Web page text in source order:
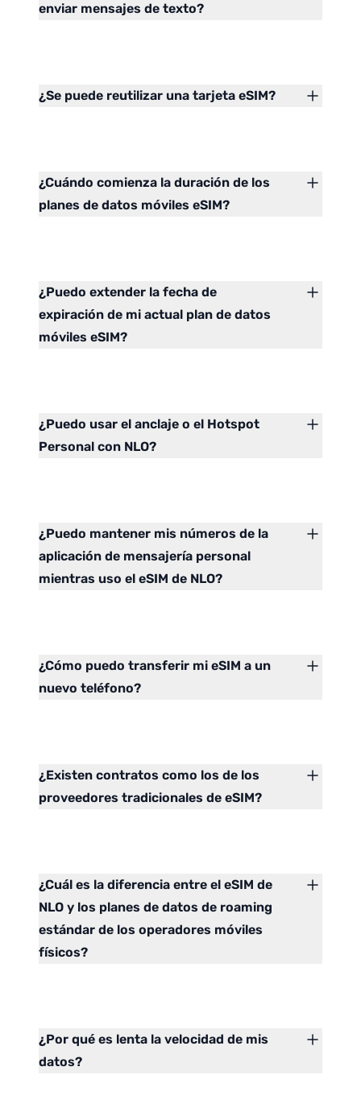
enviar mensajes de texto?
¿Se puede reutilizar una tarjeta eSIM?
¿Cuándo comienza la duración de los
planes de datos móviles eSIM?
¿Puedo extender la fecha de
expiración de mi actual plan de datos
móviles eSIM?
¿Puedo usar el anclaje o el Hotspot
Personal con NLO?
¿Puedo mantener mis números de la
aplicación de mensajería personal
mientras uso el eSIM de NLO?
¿Cómo puedo transferir mi eSIM a un
nuevo teléfono?
¿Existen contratos como los de los
proveedores tradicionales de eSIM?
¿Cuál es la diferencia entre el eSIM de
NLO y los planes de datos de roaming
estándar de los operadores móviles
físicos?
¿Por qué es lenta la velocidad de mis
datos?